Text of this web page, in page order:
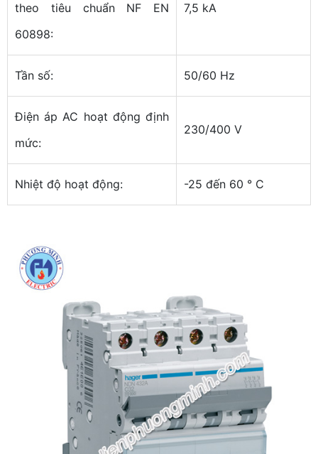
theo tiêu chuẩn NF EN
60898:
7,5 kA
Tần số: 50/60 Hz
Điện áp AC hoạt động định
mức:
230/400 V
Nhiệt độ hoạt động: -25 đến 60 ° C